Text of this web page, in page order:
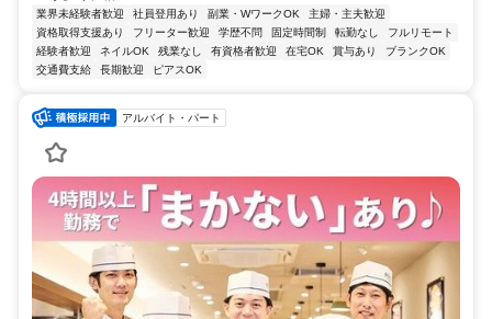
業界未経験者歓迎 社員登用あり 副業・WワークOK
主婦・主夫歓迎
資格取得支援あり
フリーター歓迎 学歴不問 固定時間制 転勤なし
フルリモート
経験者歓迎
ネイルOK 残業なし 有資格者歓迎 在宅OK 賞与あり
ブランクOK
交通費支給
長期歓迎 ピアスOK
アルバイト・パート